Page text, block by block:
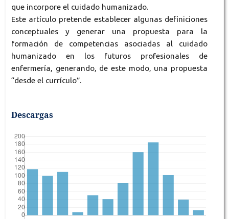
que incorpore el cuidado humanizado.
Este artículo pretende establecer algunas definiciones
conceptuales y generar una propuesta para la
formación de competencias asociadas al cuidado
humanizado en los futuros profesionales de
enfermería, generando, de este modo, una propuesta
“desde el currículo”.
Descargas